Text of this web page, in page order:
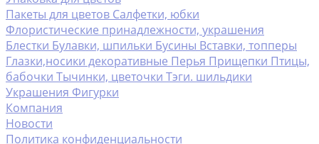
Пакеты для цветов Салфетки, юбки
Флористические принадлежности, украшения
Блестки Булавки, шпильки Бусины Вставки, топперы
Глазки,носики декоративные Перья Прищепки Птицы,
бабочки Тычинки, цветочки Тэги. шильдики
Украшения Фигурки
Компания
Новости
Политика конфиденциальности